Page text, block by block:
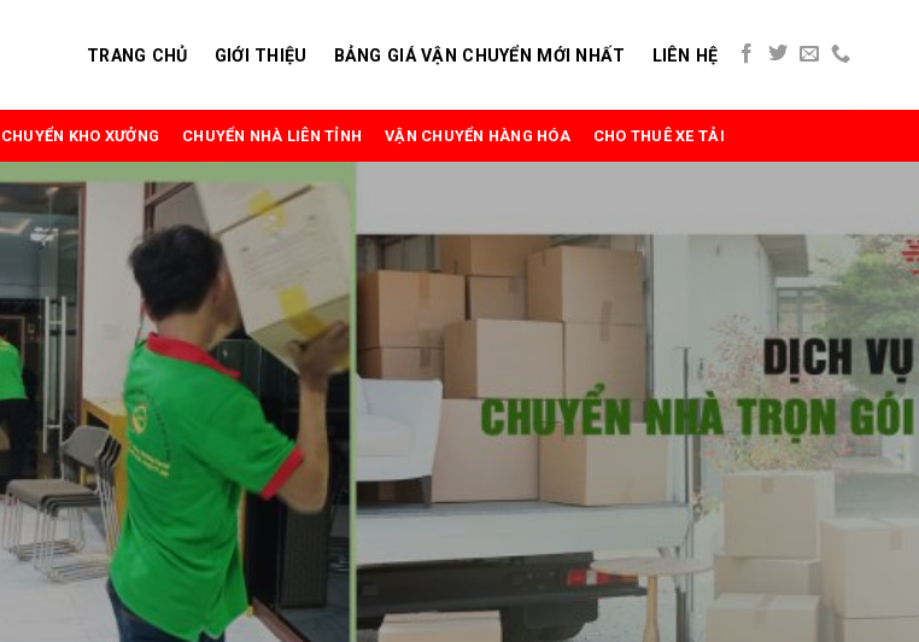
TRANG CHỦ GIỚI THIỆU BẢNG GIÁ VẬN CHUYỂN MỚI NHẤT LIÊN HỆ
CHUYỂN KHO XƯỞNG CHUYỂN NHÀ LIÊN TỈNH VẬN CHUYỂN HÀNG HÓA CHO THUÊ XE TẢI